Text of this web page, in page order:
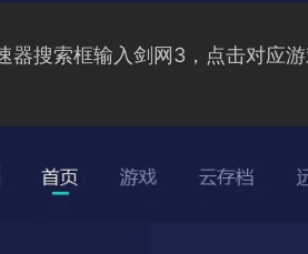
器搜索框输入剑网3，点击对应游